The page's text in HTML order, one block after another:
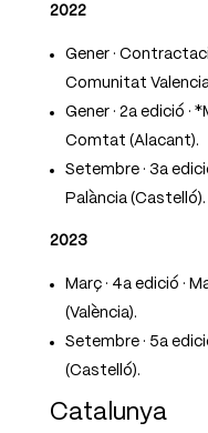
2022
Gener ·
Comunitat
Gener · 2a edició ·
Comtat (Alacant).
Setembre · 3a
Palància (Castelló).
2023
Març · 4a edició ·
(València).
Setembre · 5a
(Castelló).
Catalunya